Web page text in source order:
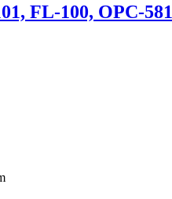
FL-100, OPC-581